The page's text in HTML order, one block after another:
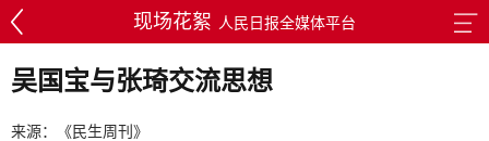
现场花絮 人民日报全媒体平台
吴国宝与张琦交流思想
来源：《民生周刊》